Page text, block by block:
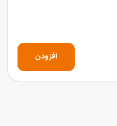
افزودن